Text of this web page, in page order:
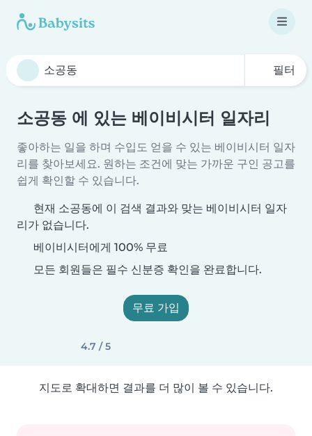
필터
소공동 에 있는 베이비시터 일자리
좋아하는 일을 하며 수입도 얻을 수 있는 베이비시터 일자
리를 찾아보세요. 원하는 조건에 맞는 가까운 구인 공고를
쉽게 확인할 수 있습니다.
현재 소공동에 이 검색 결과와 맞는 베이비시터 일자
리가 없습니다.
베이비시터에게 100% 무료
모든 회원들은 필수 신분증 확인을 완료합니다.
무료 가입
4.7 / 5
지도로 확대하면 결과를 더 많이 볼 수 있습니다.